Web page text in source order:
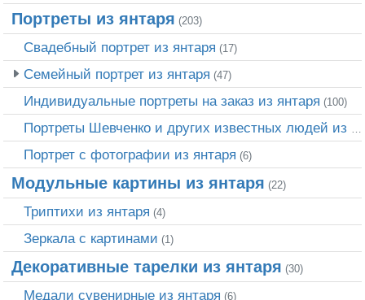
Портреты из янтаря (203)
Свадебный портрет из янтаря (17)
Семейный портрет из янтаря (47)
Индивидуальные портреты на заказ из янтаря (100)
Портреты Шевченко и других известных людей из янтаря
Портрет c фотографии из янтаря (6)
Модульные картины из янтаря (22)
Триптихи из янтаря (4)
Зеркала с картинами (1)
Декоративные тарелки из янтаря (30)
Медали сувенирные из янтаря (6)